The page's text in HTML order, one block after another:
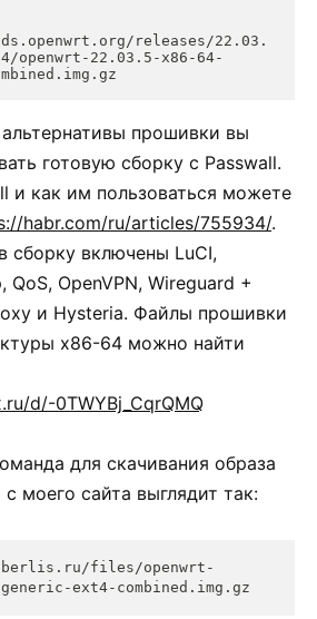
releases/22.03.
openwrt-22.03.5-x86-64-
прошивки вы
готовую сборку с Passwall.
и как им пользоваться можете
habr.com/ru/articles/755934/.
сборку включены LuCI,
QoS, OpenVPN, Wireguard +
и Hysteria. Файлы прошивки
x86-64 можно найти
d/-0TWYBj_CqrQMQ
для скачивания образа
с моего сайта выглядит так:
files/openwrt-
ext4-combined.img.gz